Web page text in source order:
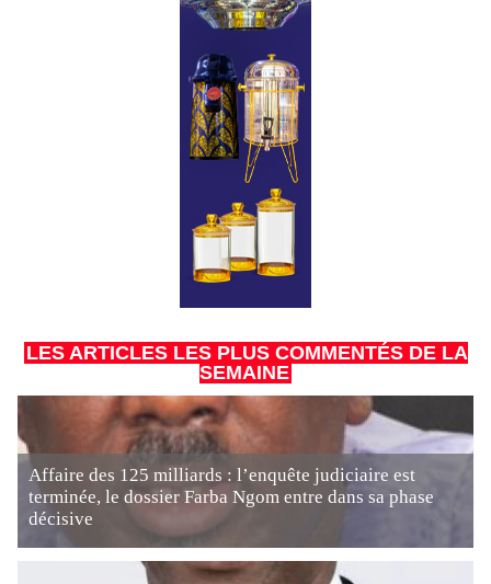
LES ARTICLES LES PLUS COMMENTÉS DE LA
SEMAINE
Affaire des 125 milliards : l’enquête judiciaire est
terminée, le dossier Farba Ngom entre dans sa phase
décisive